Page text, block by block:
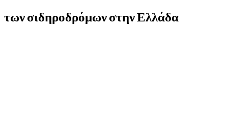
των σιδηροδρόμων στην Ελλάδα